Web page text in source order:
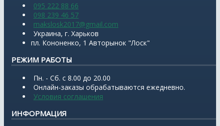
095 222 88 66
098 239 46 57
makslosk2017@gmail.com
Украина, г. Харьков
пл. Кононенко, 1 Авторынок "Лоск"
РЕЖИМ РАБОТЫ
Пн. - Сб. с 8.00 до 20.00
Онлайн-заказы обрабатываются ежедневно.
Условия соглашения
ИНФОРМАЦИЯ